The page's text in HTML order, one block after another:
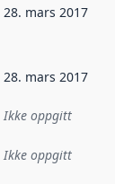
sier når
28. mars 2017
28. mars 2017
Ikke oppgitt
Ikke oppgitt